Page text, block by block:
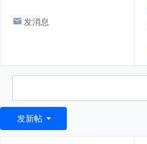
发消息
发新帖